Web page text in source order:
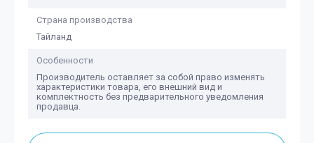
Страна производства
Тайланд
Особенности
Производитель оставляет за собой право изменять
характеристики товара, его внешний вид и
комплектность без предварительного уведомления
продавца.